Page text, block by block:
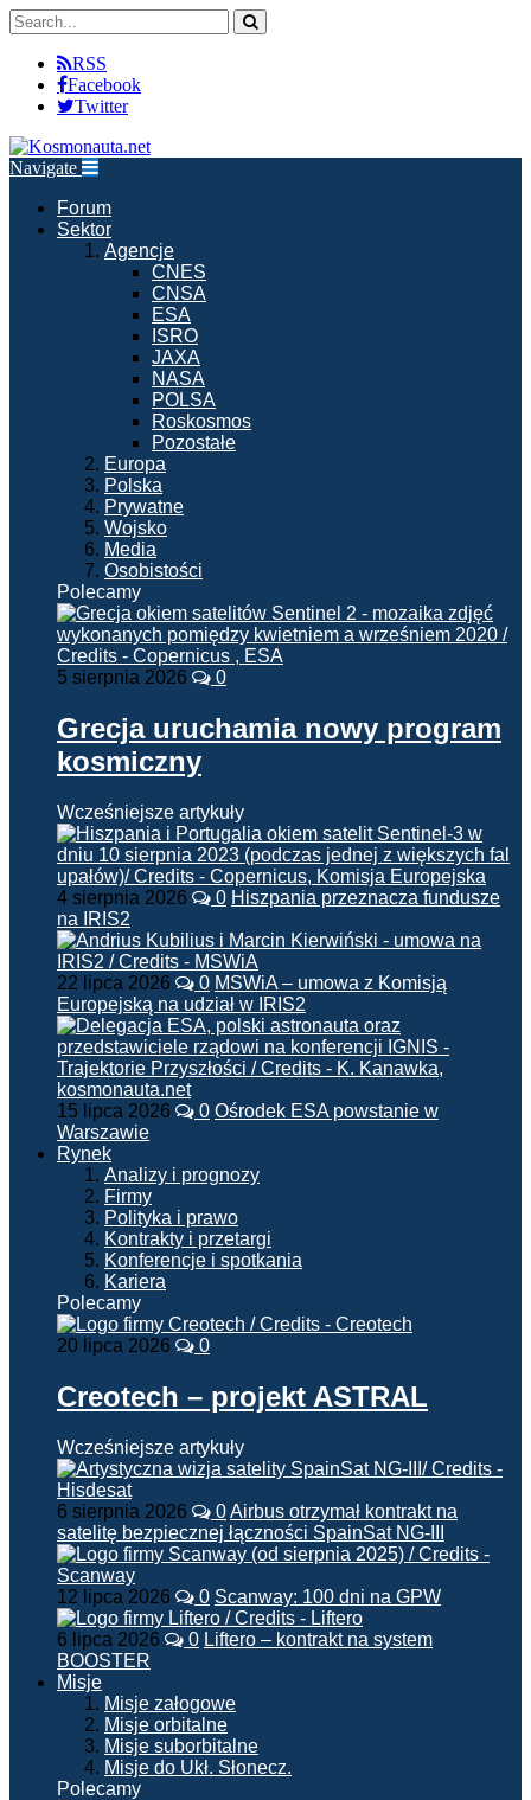
RSS
Facebook
Twitter
Navigate
Forum
Sektor
Agencje
CNES
CNSA
ESA
ISRO
JAXA
NASA
POLSA
Roskosmos
Pozostałe
Europa
Polska
Prywatne
Wojsko
Media
Osobistości
Polecamy
5 sierpnia 2026 0
Grecja uruchamia nowy program
kosmiczny
Wcześniejsze artykuły
4 sierpnia 2026 0 Hiszpania przeznacza fundusze
na IRIS2
22 lipca 2026 0 MSWiA – umowa z Komisją
Europejską na udział w IRIS2
15 lipca 2026 0 Ośrodek ESA powstanie w
Warszawie
Rynek
Analizy i prognozy
Firmy
Polityka i prawo
Kontrakty i przetargi
Konferencje i spotkania
Kariera
Polecamy
20 lipca 2026 0
Creotech – projekt ASTRAL
Wcześniejsze artykuły
6 sierpnia 2026 0Airbus otrzymał kontrakt na
satelitę bezpiecznej łączności SpainSat NG-III
12 lipca 2026 0 Scanway: 100 dni na GPW
6 lipca 2026 0 Liftero – kontrakt na system
BOOSTER
Misje
Misje załogowe
Misje orbitalne
Misje suborbitalne
Misje do Ukł. Słonecz.
Polecamy